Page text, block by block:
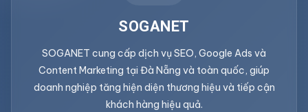
SOGANET
SOGANET cung cấp dịch vụ SEO, Google Ads và
Content Marketing tại Đà Nẵng và toàn quốc, giúp
doanh nghiệp tăng hiện diện thương hiệu và tiếp cận
khách hàng hiệu quả.